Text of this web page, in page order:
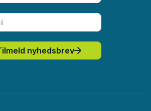
nyhedsbrev